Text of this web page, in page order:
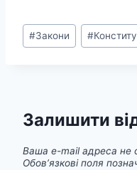
Позначки
запису:
#Закони #
Залишити
Ваша e-mail адреса не
Обов’язкові поля